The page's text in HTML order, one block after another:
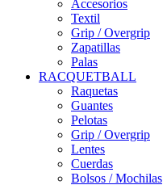
Accesorios
Textil
Grip / Overgrip
Zapatillas
Palas
RACQUETBALL
Raquetas
Guantes
Pelotas
Grip / Overgrip
Lentes
Cuerdas
Bolsos / Mochilas